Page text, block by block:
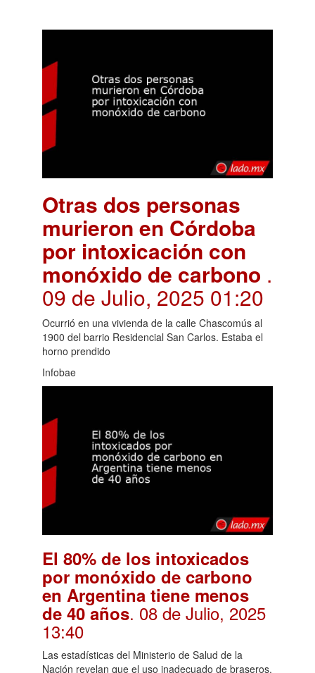
Otras dos personas
murieron en Córdoba
por intoxicación con
monóxido de carbono .
09 de Julio, 2025 01:20
Ocurrió en una vivienda de la calle Chascomús al
1900 del barrio Residencial San Carlos. Estaba el
horno prendido
Infobae
El 80% de los intoxicados
por monóxido de carbono
en Argentina tiene menos
de 40 años. 08 de Julio, 2025
13:40
Las estadísticas del Ministerio de Salud de la
Nación revelan que el uso inadecuado de braseros,